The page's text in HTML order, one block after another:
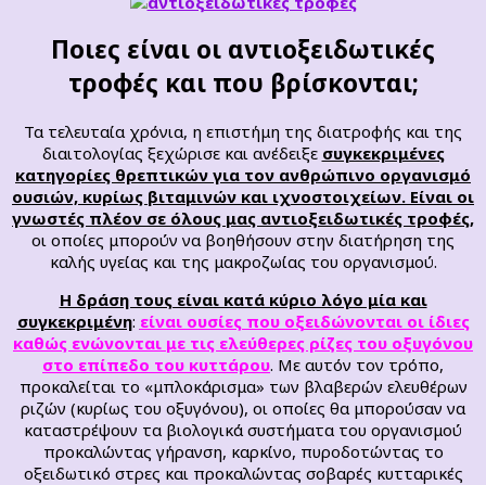
Ποιες είναι οι αντιοξειδωτικές
τροφές και που βρίσκονται;
Τα τελευταία χρόνια, η επιστήμη της διατροφής και της
διαιτολογίας ξεχώρισε και ανέδειξε συγκεκριμένες
κατηγορίες θρεπτικών για τον ανθρώπινο οργανισμό
ουσιών, κυρίως βιταμινών και ιχνοστοιχείων. Είναι οι
γνωστές πλέον σε όλους μας αντιοξειδωτικές τροφές,
οι οποίες μπορούν να βοηθήσουν στην διατήρηση της
καλής υγείας και της μακροζωίας του οργανισμού.
Η δράση τους είναι κατά κύριο λόγο μία και
συγκεκριμένη: είναι ουσίες που οξειδώνονται οι ίδιες
καθώς ενώνονται με τις ελεύθερες ρίζες του οξυγόνου
στο επίπεδο του κυττάρου. Με αυτόν τον τρόπο,
προκαλείται το «μπλοκάρισμα» των βλαβερών ελευθέρων
ριζών (κυρίως του οξυγόνου), οι οποίες θα μπορούσαν να
καταστρέψουν τα βιολογικά συστήματα του οργανισμού
προκαλώντας γήρανση, καρκίνο, πυροδοτώντας το
οξειδωτικό στρες και προκαλώντας σοβαρές κυτταρικές